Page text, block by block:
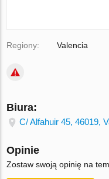
Regiony: Valencia
Biura:
C/ Alfahuir 45, 46019,
Opinie
Zostaw swoją opinię na